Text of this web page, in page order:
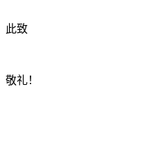
此致
敬礼！